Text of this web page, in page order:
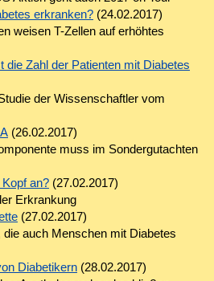
erkranken?(24.02.2017)
weisen T-Zellen auf erhöhtes
die Zahl der Patienten mit Diabetes
der Wissenschaftler vom
(26.02.2017)
muss im Sondergutachten
an?(27.02.2017)
Erkrankung
(27.02.2017)
auch Menschen mit Diabetes
Diabetikern(28.02.2017)